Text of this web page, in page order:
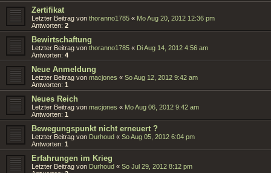
Zertifikat
Letzter Beitrag von thoranno1785 « Mo Aug 20, 2012 12:36 pm
Antworten: 2
Bewirtschaftung
Letzter Beitrag von thoranno1785 « Di Aug 14, 2012 4:56 am
Antworten: 4
Neue Anmeldung
Letzter Beitrag von macjones « So Aug 12, 2012 9:42 am
Antworten: 1
Neues Reich
Letzter Beitrag von macjones « Mo Aug 06, 2012 9:42 am
Antworten: 1
Bewegungspunkt nicht erneuert ?
Letzter Beitrag von Durhoud « So Aug 05, 2012 6:04 pm
Antworten: 1
Erfahrungen im Krieg
Letzter Beitrag von Durhoud « So Jul 29, 2012 8:12 pm